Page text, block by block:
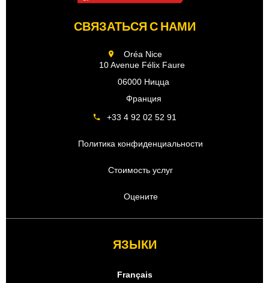
СВЯЗАТЬСЯ С НАМИ
Oréa Nice
10 Avenue Félix Faure
06000 Ницца
Франция
+33 4 92 02 52 91
Политика конфиденциальности
Стоимость услуг
Оцените
ЯЗЫКИ
Français